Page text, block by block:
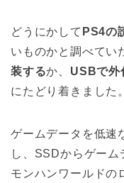
どうにかして PS4の
いものかと調べてい
装するか、 USBで外
にたどり着きました。
ゲームデータを低速
し、SSDからゲーム
モンハンワールドの